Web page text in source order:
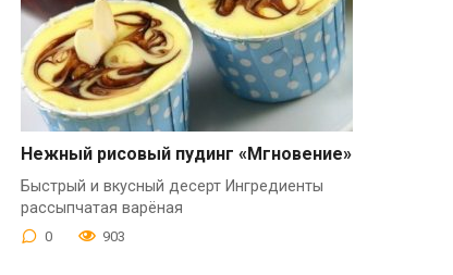
Нежный рисовый пудинг «Мгновение»
Быстрый и вкусный десерт Ингредиенты
рассыпчатая варёная
0 903